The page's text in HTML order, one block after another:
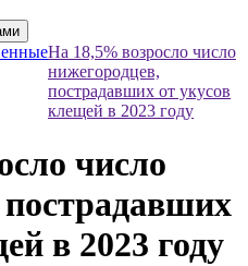
На 18,5% возросло число
нижегородцев,
пострадавших от укусов
клещей в 2023 году
число
в 2023 году